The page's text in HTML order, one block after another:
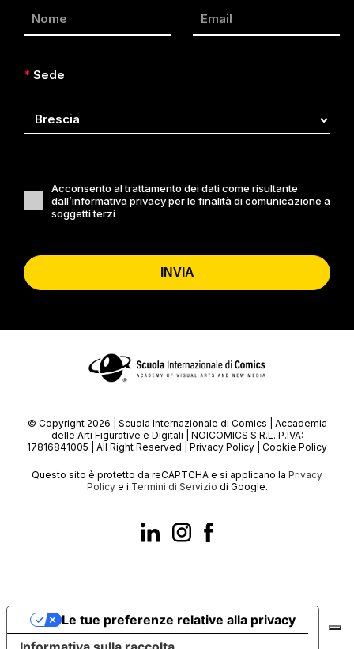
* Sede
Acconsento al trattamento dei dati come risultante
dall’informativa privacy per le finalità di comunicazione a
soggetti terzi
INVIA
© Copyright 2026 | Scuola Internazionale di Comics | Accademia
delle Arti Figurative e Digitali | NOICOMICS S.R.L. P.IVA:
17816841005 | All Right Reserved | Privacy Policy Cookie Policy
Questo sito è protetto da reCAPTCHA e si applicano la Privacy
Policye i Termini di Servizio di Google.
Le tue preferenze relative alla privacy